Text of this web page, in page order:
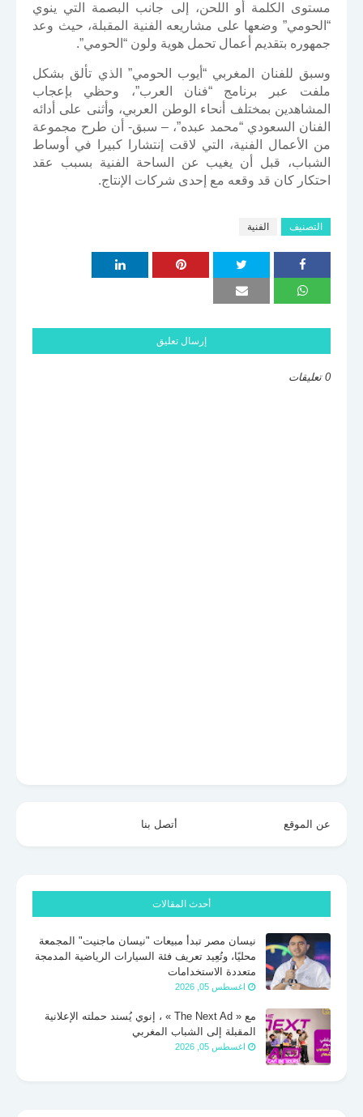
مستوى الكلمة أو اللحن، إلى جانب البصمة التي ينوي
“الحومي” وضعها على مشاريعه الفنية المقبلة، حيث وعد
جمهوره بتقديم أعمال تحمل هوية ولون “الحومي”.
وسبق للفنان المغربي “أيوب الحومي” الذي تألق بشكل
ملفت عبر برنامج “فنان العرب”، وحظي بإعجاب
المشاهدين بمختلف أنحاء الوطن العربي، وأثنى على أدائه
الفنان السعودي “محمد عبده”، – سبق- أن طرح مجموعة
من الأعمال الفنية، التي لاقت إنتشارا كبيرا في أوساط
الشباب، قبل أن يغيب عن الساحة الفنية بسبب عقد
احتكار كان قد وقعه مع إحدى شركات الإنتاج.
التصنيف الفنية
إرسال تعليق
0 تعليقات
عن الموقع أتصل بنا
أحدث المقالات
نيسان مصر تبدأ مبيعات "نيسان ماجنيت" المجمعة
محليًا، وتُعِيد تعريف فئة السيارات الرياضية المدمجة
متعددة الاستخدامات
اغسطس 05, 2026
مع « The Next Ad » ، إنوي يُسند حملته الإعلانية
المقبلة إلى الشباب المغربي
اغسطس 05, 2026